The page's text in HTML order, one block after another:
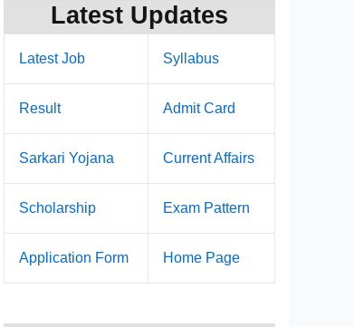
Latest Updates
Latest Job Syllabus
Result Admit Card
Sarkari Yojana Current Affairs
Scholarship Exam Pattern
Application Form Home Page